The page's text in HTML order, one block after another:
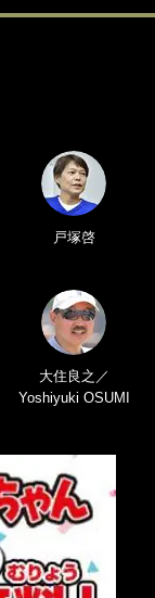
戸塚啓
大住良之／
Yoshiyuki OSUMI